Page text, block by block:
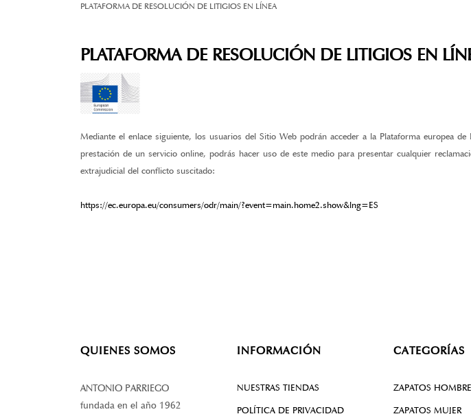
PLATAFORMA DE RESOLUCIÓN DE LITIGIOS EN LÍNEA
PLATAFORMA DE RESOLUCIÓN DE LITIGIOS EN
Mediante el enlace siguiente, los usuarios del Sitio Web podrán acceder a la Plataforma europea
prestación de un servicio online, podrás hacer uso de este medio para presentar cualquier
extrajudicial del conflicto suscitado:
https://ec.europa.eu/consumers/odr/main/?event=main.home2.show&lng=ES
QUIENES SOMOS
ANTONIO PARRIEGO
fundada en el año 1962
INFORMACIÓN
NUESTRAS TIENDAS
POLÍTICA DE PRIVACIDAD
CATEGORÍAS
ZAPATOS HOMBRE
ZAPATOS MUJER